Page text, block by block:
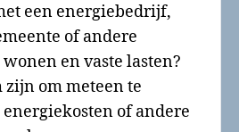
een energiebedrijf,
of andere
en vaste lasten?
om meteen te
of andere